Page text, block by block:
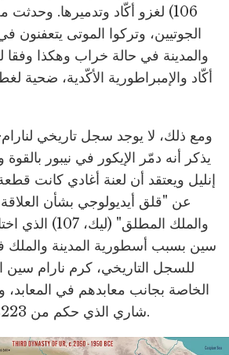
106) لغزو أكّاد وتدميرها.
الجوتيين، وتركوا الموتى يتعفنون
والمدينة في حالة خراب وهكذا وفقا
أكّاد والإمبراطورية الأكّدية،
ومع ذلك، لا يوجد سجل تاريخي
يذكر أنه دمّر الإيكور في نيبور
إنليل ويعتقد أن لعنة أغادي كانت
عن "قلق أيديولوجي بشأن العلاقة
والملك المطلق"
سين بسبب أسطورية المدينة
للسجل التاريخي، كرم نارام سين
الخاصة بجانب معابدهم في المعابد،
شاري الذي حكم من 2223-2198 قبل الميلاد.